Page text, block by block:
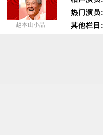
赵本山小品
热门演员:
其他栏目: